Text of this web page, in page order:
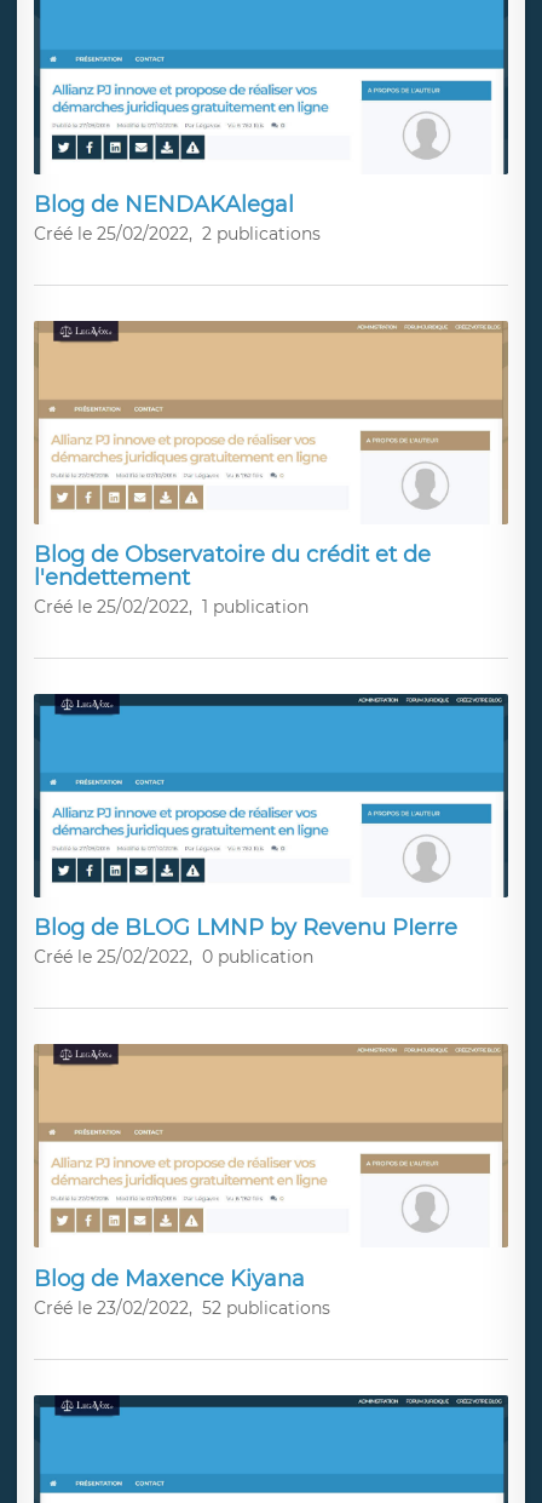
Blog de NENDAKAlegal
Créé le 25/02/2022, 2 publications
Blog de Observatoire du crédit et de
l'endettement
Créé le 25/02/2022, 1 publication
Blog de BLOG LMNP by Revenu PIerre
Créé le 25/02/2022, 0 publication
Blog de Maxence Kiyana
Créé le 23/02/2022, 52 publications